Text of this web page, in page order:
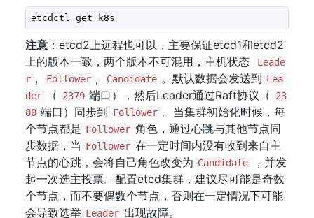
etcdctl get k8s
注意 ：etcd2上远程也可以，主要保证etcd1和etcd2
上的版本一致，两个版本不可混用，主机状态
Leade
r , Follower , Candidate 。默认数据会发送到 Lea
der
（ 2379 端口），然后Leader通过Raft协议（
23
80 端口）同步到 Follower 。当集群初始化时候，每
个节点都是 Follower 角色，通过心跳与其他节点同
步数据，当 Follower 在一定时间内没有收到来自主
节点的心跳，会将自己角色改变为 Candidate
，并发
起一次选主投票。配置etcd集群，建议尽可能是奇数
个节点，而不要偶数个节点，否则在一定情况下可能
会导致选举 Leader 出现故障。